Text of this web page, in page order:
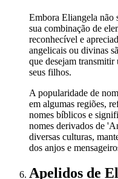
Embora Eliangela não
sua combinação de
reconhecível e
angelicais ou divinas
que desejam transmitir
seus filhos.
A popularidade de
em algumas regiões,
nomes bíblicos e
nomes derivados de
diversas culturas,
dos anjos e
Apelidos de